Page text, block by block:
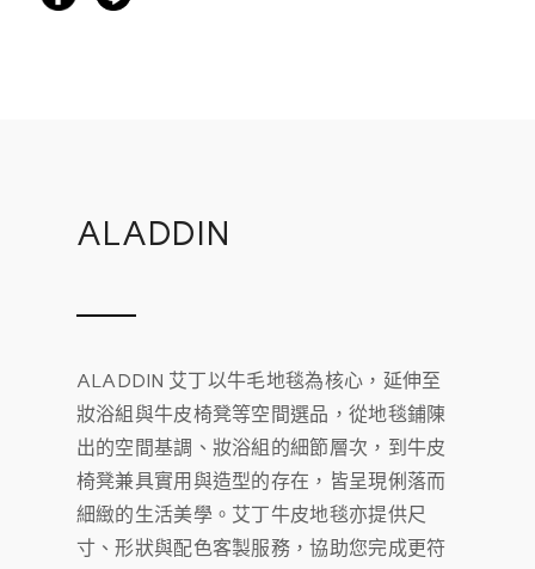
ALADDIN
ALADDIN 艾丁以牛毛地毯為核心，延伸至
妝浴組與牛皮椅凳等空間選品，從地毯鋪陳
出的空間基調、妝浴組的細節層次，到牛皮
椅凳兼具實用與造型的存在，皆呈現俐落而
細緻的生活美學。艾丁牛皮地毯亦提供尺
寸、形狀與配色客製服務，協助您完成更符